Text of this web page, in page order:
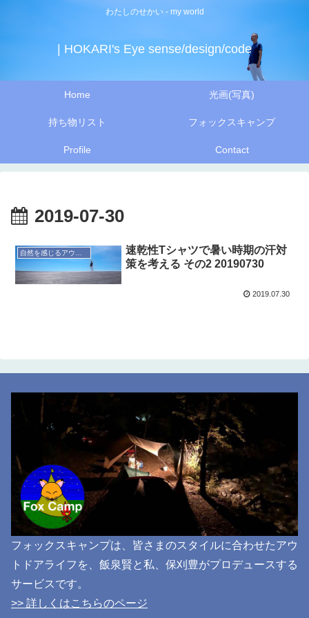
わたしのせかい - my world
| HOKARI's Eye sense/design/code
Home 光画(写真)
持ち物リスト フォックスキャンプ
Profile Contact
2019-07-30
速乾性Tシャツで暑い時期の汗対
策を考える その2 20190730
2019.07.30
フォックスキャンプは、皆さまのスタイルに合わせたアウ
トドアライフを、飯泉賢と私、保刈豊がプロデュースする
サービスです。
>> 詳しくはこちらのページ